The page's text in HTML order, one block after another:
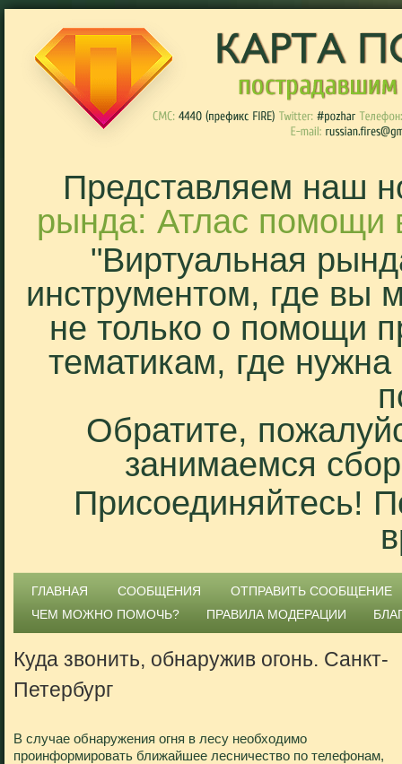
Представляем наш
рында: Атлас помощи
"Виртуальная
инструментом, где вы
не только о помощи
тематикам, где
Обратите,
занимаемся
Присоединяйтесь!
ГЛАВНАЯ СООБЩЕНИЯ
ОТПРАВИТЬ СООБЩЕНИЕ
ЧЕМ МОЖНО ПОМОЧЬ?
ПРАВИЛА МОДЕРАЦИИ
Куда звонить, обнаружив огонь. Санкт-
Петербург
В случае обнаружения огня в лесу необходимо
проинформировать ближайшее лесничество по телефонам,